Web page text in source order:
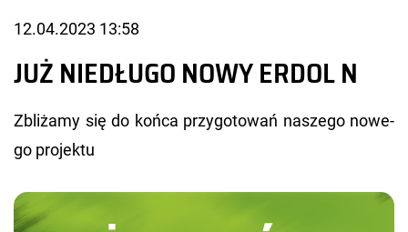
12.04.2023 13:58
JUŻ NIEDŁUGO NOWY ERDOL N
Zbli­ża­my się do końca przy­go­to­wań na­sze­go no­we­
go pro­jek­tu